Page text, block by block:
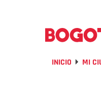
INICIO MI